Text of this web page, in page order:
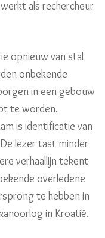
als rechercheur
opnieuw van stal
onbekende
in een gebouw
te worden.
is identificatie van
lezer tast minder
verhaallijn tekent
overledene
te hebben in
in Kroatië.